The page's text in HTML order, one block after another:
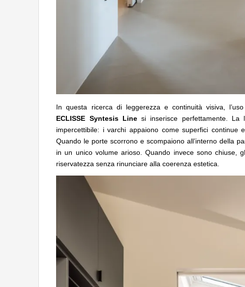
In questa ricerca di leggerezza e continuità visiva,
ECLISSE Syntesis Linesi inserisce perfettamente. La
impercettibile: i varchi appaiono come superfici continue
Quando le porte scorrono e scompaiono all’interno della
in un unico volume arioso. Quando invece sono chiuse,
riservatezza senza rinunciare alla coerenza estetica.